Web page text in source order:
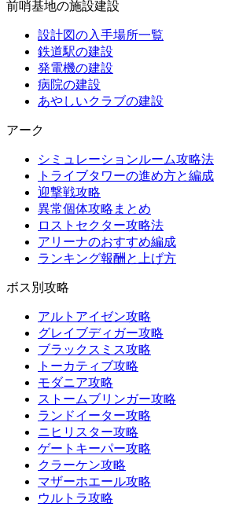
前哨基地の施設建設
設計図の入手場所一覧
鉄道駅の建設
発電機の建設
病院の建設
あやしいクラブの建設
アーク
シミュレーションルーム攻略法
トライブタワーの進め方と編成
迎撃戦攻略
異常個体攻略まとめ
ロストセクター攻略法
アリーナのおすすめ編成
ランキング報酬と上げ方
ボス別攻略
アルトアイゼン攻略
グレイブディガー攻略
ブラックスミス攻略
トーカティブ攻略
モダニア攻略
ストームブリンガー攻略
ランドイーター攻略
ニヒリスター攻略
ゲートキーパー攻略
クラーケン攻略
マザーホエール攻略
ウルトラ攻略